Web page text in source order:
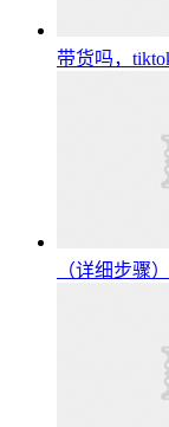
带货吗，
（详细步骤）